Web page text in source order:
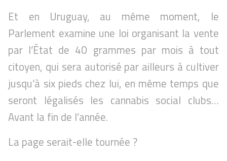
Et en Uruguay, au même moment, le
Parlement examine une loi organisant la vente
par l’État de 40 grammes par mois à tout
citoyen, qui sera autorisé par ailleurs à cultiver
jusqu’à six pieds chez lui, en même temps que
seront légalisés les cannabis social clubs…
Avant la fin de l’année.
La page serait-elle tournée ?